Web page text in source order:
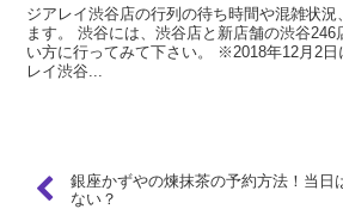
ジアレイ渋谷店の行列の待ち時間や混雑状況
ます。 渋谷には、渋谷店と新店舗の渋谷246
い方に行ってみて下さい。 ※2018年12月2日
レイ渋谷...
銀座かずやの煉抹茶の予約方法！当日
ない？